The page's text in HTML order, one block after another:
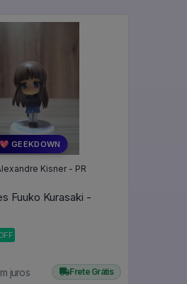
💖 GEEKDOWN
Kisner - PR
Fuuko Kurasaki -
juros Frete Grátis